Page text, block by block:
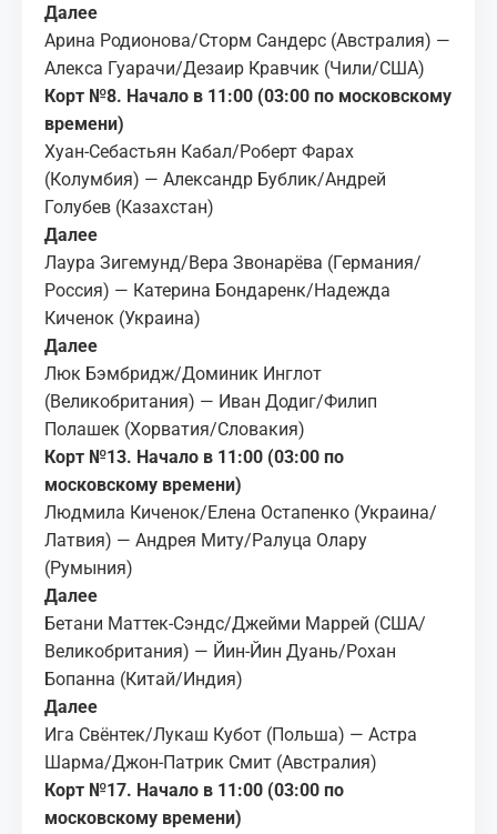
Далее
Арина Родионова/Сторм Сандерс (Австралия) —
Алекса Гуарачи/Дезаир Кравчик (Чили/США)
Корт №8. Начало в 11:00 (03:00 по московскому
времени)
Хуан-Себастьян Кабал/Роберт Фарах
(Колумбия) — Александр Бублик/Андрей
Голубев (Казахстан)
Далее
Лаура Зигемунд/Вера Звонарёва (Германия/
Россия) — Катерина Бондаренк/Надежда
Киченок (Украина)
Далее
Люк Бэмбридж/Доминик Инглот
(Великобритания) — Иван Додиг/Филип
Полашек (Хорватия/Словакия)
Корт №13. Начало в 11:00 (03:00 по
московскому времени)
Людмила Киченок/Елена Остапенко (Украина/
Латвия) — Андрея Миту/Ралуца Олару
(Румыния)
Далее
Бетани Маттек-Сэндс/Джейми Маррей (США/
Великобритания) — Йин-Йин Дуань/Рохан
Бопанна (Китай/Индия)
Далее
Ига Свёнтек/Лукаш Кубот (Польша) — Астра
Шарма/Джон-Патрик Смит (Австралия)
Корт №17. Начало в 11:00 (03:00 по
московскому времени)